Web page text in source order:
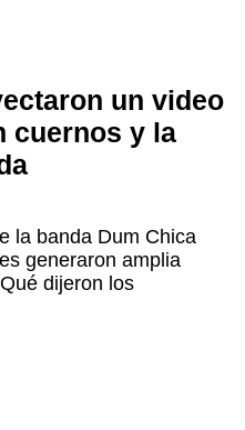
un video
cuernos y la
la banda Dum Chica
generaron amplia
dijeron los